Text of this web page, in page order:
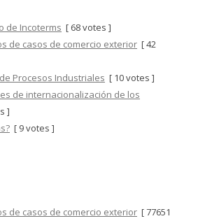
de Incoterms [ 68 votes ]
de casos de comercio exterior [ 42
Procesos Industriales [ 10 votes ]
de internacionalización de los
]
[ 9 votes ]
de casos de comercio exterior [ 77651